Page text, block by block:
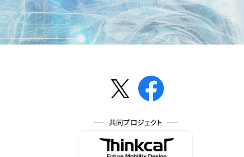
共同プロジェクト